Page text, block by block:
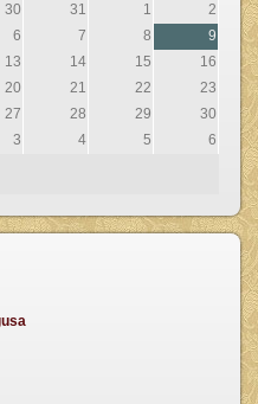
30 31 1
2
6 7 8
9
13 14 15
16
20 21 22
23
27 28 29
30
3 4 5 6